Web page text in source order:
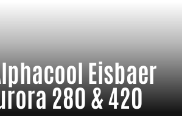
Eisbaer
280 & 420